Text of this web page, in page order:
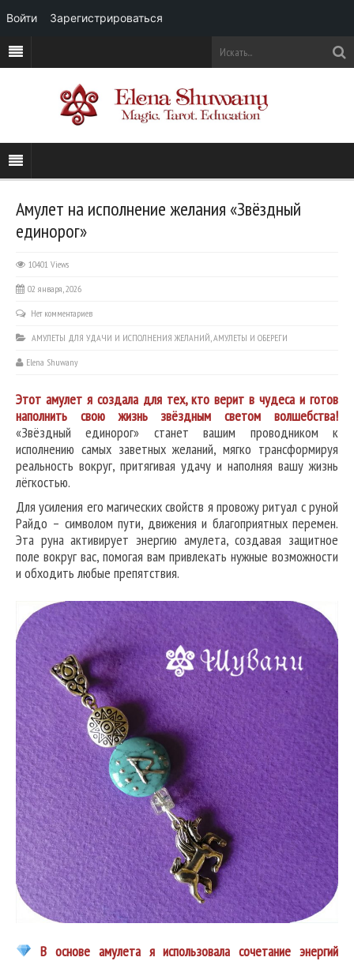
Амулет на исполнение желания «Звёздный
единорог»
10401 Views
02 января, 2026
Нет комментариев
АМУЛЕТЫ ДЛЯ УДАЧИ И ИСПОЛНЕНИЯ ЖЕЛАНИЙ,АМУЛЕТЫ И ОБЕРЕГИ
Elena Shuwany
Этот амулет я создала для тех, кто верит в чудеса и готов
наполнить свою жизнь звёздным светом волшебства!
«Звёздный единорог» станет вашим проводником к
исполнению самых заветных желаний, мягко трансформируя
реальность вокруг, притягивая удачу и наполняя вашу жизнь
лёгкостью.
Для усиления его магических свойств я провожу ритуал с руной
Райдо – символом пути, движения и благоприятных перемен.
Эта руна активирует энергию амулета, создавая защитное
поле вокруг вас, помогая вам привлекать нужные возможности
и обходить любые препятствия.
В основе амулета я использовала сочетание энергий
Войти Зарегистрироваться